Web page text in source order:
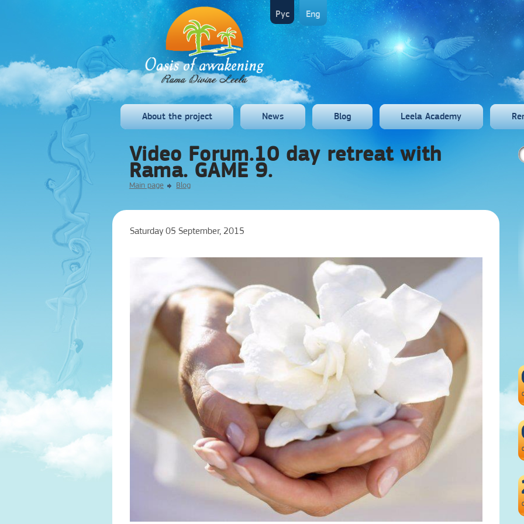
Рус Eng
About the project News Blog Leela Academy
Video Forum.10 day retreat with
Rama. GAME 9.
Main page Blog
Saturday 05 September, 2015